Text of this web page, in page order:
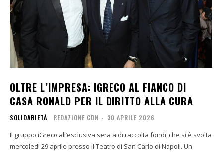
OLTRE L’IMPRESA: IGRECO AL FIANCO DI
CASA RONALD PER IL DIRITTO ALLA CURA
SOLIDARIETÀ REDAZIONE CDN - 30 APRILE 2026
Il gruppo iGreco all’esclusiva serata di raccolta fondi, che si è svolta
mercoledì 29 aprile presso il Teatro di San Carlo di Napoli. Un